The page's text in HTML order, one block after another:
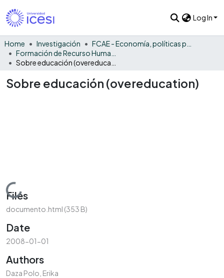
Log In
Home Investigación
Sobre educación (overeducation)
Loading...
Files
documento.html (353 B)
Date
2008-01-01
Authors
Daza Polo, Erika